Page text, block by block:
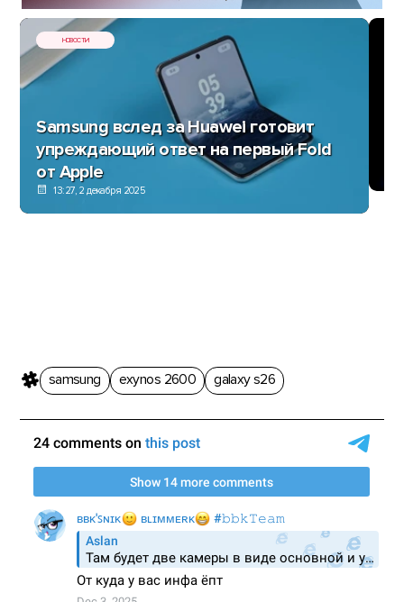
НОВОСТИ
Samsung вслед за Huawei готовит
упреждающий ответ на первый Fold
от Apple
13:27, 2 декабря 2025
samsung exynos 2600 galaxy s26